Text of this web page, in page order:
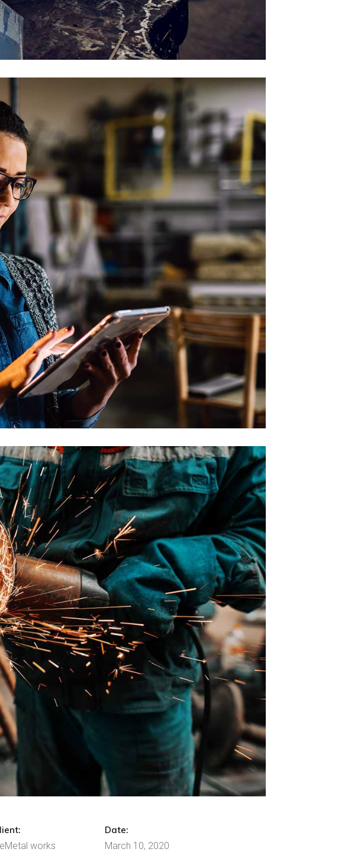
works
Date:
March 10, 2020